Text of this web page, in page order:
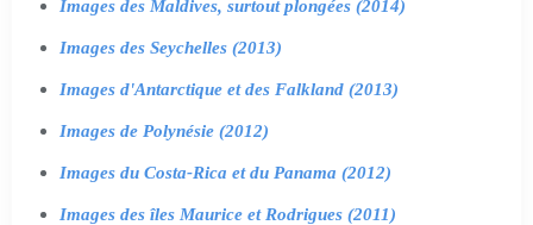
Images des Maldives, surtout plongées (2014)
Images des Seychelles (2013)
Images d'Antarctique et des Falkland (2013)
Images de Polynésie (2012)
Images du Costa-Rica et du Panama (2012)
Images des îles Maurice et Rodrigues (2011)